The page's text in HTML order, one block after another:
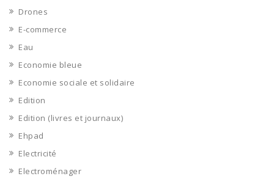
Drones
E-commerce
Eau
Economie bleue
Economie sociale et solidaire
Edition
Edition (livres et journaux)
Ehpad
Electricité
Electroménager